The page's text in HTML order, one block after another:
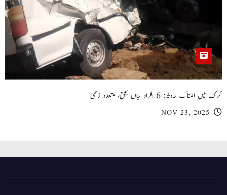
کرک میں المناک حادثہ: 6 افراد جاں بحق، متعدد زخمی
NOV 23, 2025